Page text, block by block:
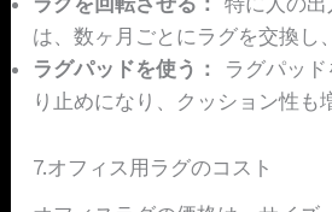
は、数ヶ月ごとにラグを交換し
ラグパッドを使う：
ラグパッ
り止めになり、クッション性も
7.オフィス用ラグのコスト